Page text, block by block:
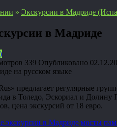
» Экскурсии в Мадриде
в Мадриде
339 Опубликовано
на русском языке
предлагает регулярные
в Толедо, Эскориал и Долину
цена экскурсий от 18 евро.
экскурсии в Мадриде мосты